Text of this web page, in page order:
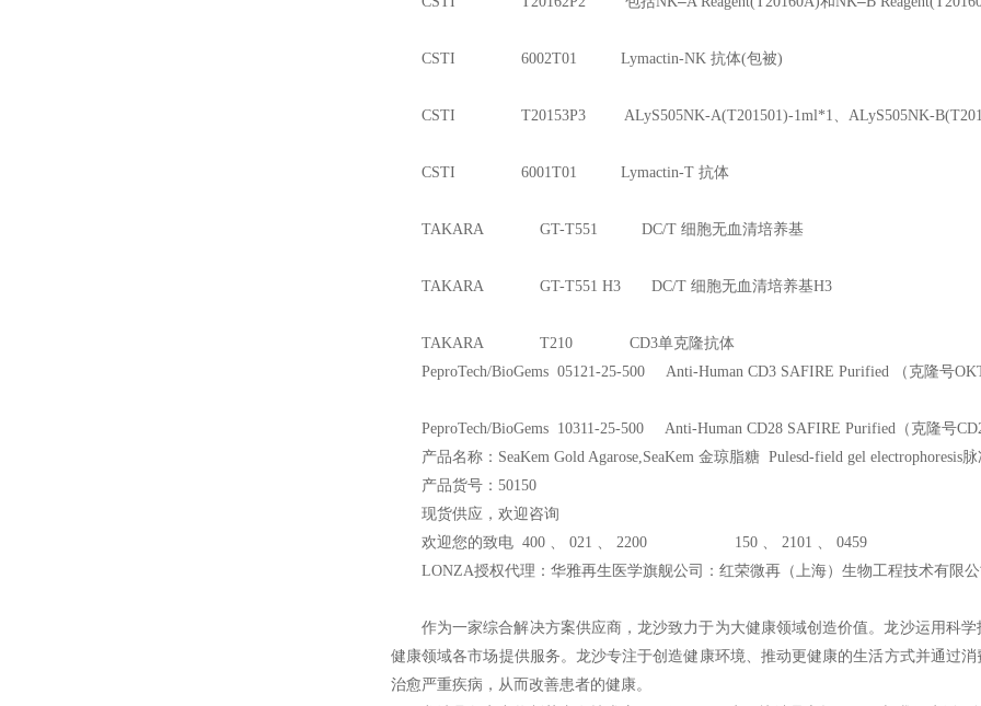
CSTI 6002T01 Lymactin-NK 抗体(包被)
CSTI T20153P3 ALyS505NK-A(T201501)-1ml*1、ALyS505NK-
CSTI 6001T01 Lymactin-T 抗体
TAKARA GT-T551 DC/T 细胞无血清培养基
TAKARA GT-T551 H3 DC/T 细胞无血清培养基H3
TAKARA T210 CD3单克隆抗体
PeproTech/BioGems 05121-25-500 Anti-Human CD3 SAFIRE Purified
（克隆号
PeproTech/BioGems 10311-25-500 Anti-Human CD28 SAFIRE Purified （克隆号
产品名称：SeaKem Gold Agarose,SeaKem 金琼脂糖 Pulesd-field gel electrophoresis
产品货号：50150
现货供应，欢迎咨询
欢迎您的致电 400 、 021 、 2200 150 、 2101 、 0459
LONZA授权代理：华雅再生医学旗舰公司：红荣微再（上海）生物工程技术有限公
作为一家综合解决方案供应商，龙沙致力于为大健康领域创造价值。龙沙运用科
健康领域各市场提供服务。龙沙专注于创造健康环境、推动更健康的生活方式并通过
治愈严重疾病，从而改善患者的健康。